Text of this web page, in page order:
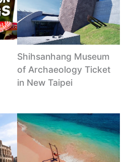
Shihsanhang Museum
of Archaeology Ticket
in New Taipei